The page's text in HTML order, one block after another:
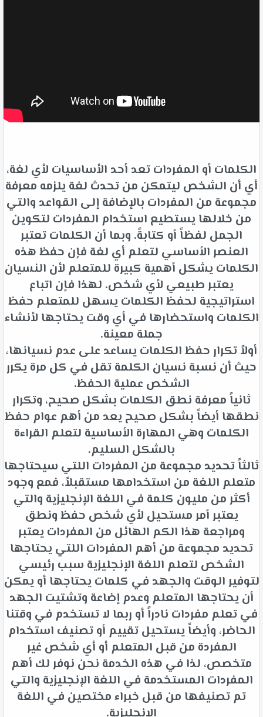
الكلمات أو المفردات تعد أحد الأساسيات لأي لغة،
أي أن الشخص ليتمكن من تحدث لغة يلزمه معرفة
مجموعة من المفردات بالإضافة إلى القواعد والتي
من خلالها يستطيع استخدام المفردات لتكوين
الجمل لفظاً أو كتابةً. وبما أن الكلمات تعتبر
العنصر الأساسي لتعلم أي لغة فإن حفظ هذه
الكلمات يشكل أهمية كبيرة للمتعلم لأن النسيان
يعتبر طبيعي لأي شخص. لهذا فإن اتباع
استراتيجية لحفظ الكلمات يسهل للمتعلم حفظ
الكلمات واستحضارها في أي وقت يحتاجها لأنشاء
جملة معينة.
أولاً تكرار حفظ الكلمات يساعد على عدم نسيانها،
حيث أن نسبة نسيان الكلمة تقل في كل مرة يكرر
الشخص عملية الحفظ.
ثانياً معرفة نطق الكلمات بشكل صحيح، وتكرار
نطقها أيضاً بشكل صحيح يعد من أهم عوام حفظ
الكلمات وهي المهارة الأساسية لتعلم القراءة
بالشكل السليم.
ثالثاً تحديد مجموعة من المفردات اللتي سيحتاجها
متعلم اللغة من استخدامها مستقبلاً، فمع وجود
أكثر من مليون كلمة في اللغة الإنجليزية والتي
يعتبر أمر مستحيل لأي شخص حفظ ونطق
ومراجعة هذا الكم الهائل من المفردات يعتبر
تحديد مجموعة من أهم المفردات اللتي يحتاجها
الشخص لتعلم اللغة الإنجليزية سبب رئيسي
لتوفير الوقت والجهد في كلمات يحتاجها أو يمكن
أن يحتاجها المتعلم وعدم إضاعة وتشتيت الجهد
في تعلم مفردات نادراً أو ربما لا تستخدم في وقتنا
الحاضر، وأيضاً يستحيل تقييم أو تصنيف استخدام
المفردة من قبل المتعلم أو أي شخص غير
متخصص، لذا في هذه الخدمة نحن نوفر لك أهم
المفردات المستخدمة في اللغة الإنجليزية والتي
تم تصنيفها من قبل خبراء مختصين في اللغة